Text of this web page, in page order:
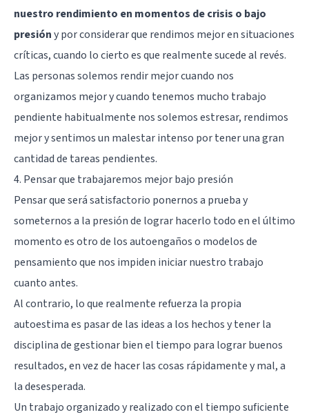
nuestro rendimiento en momentos de crisis o bajo
presióny por considerar que rendimos mejor en situaciones
críticas, cuando lo cierto es que realmente sucede al revés.
Las personas solemos rendir mejor cuando nos
organizamos mejor y cuando tenemos mucho trabajo
pendiente habitualmente nos solemos estresar, rendimos
mejor y sentimos un malestar intenso por tener una gran
cantidad de tareas pendientes.
4. Pensar que trabajaremos mejor bajo presión
Pensar que será satisfactorio ponernos a prueba y
someternos a la presión de lograr hacerlo todo en el último
momento es otro de los autoengaños o modelos de
pensamiento que nos impiden iniciar nuestro trabajo
cuanto antes.
Al contrario, lo que realmente refuerza la propia
autoestima es pasar de las ideas a los hechos y tener la
disciplina de gestionar bien el tiempo para lograr buenos
resultados, en vez de hacer las cosas rápidamente y mal, a
la desesperada.
Un trabajo organizado y realizado con el tiempo suficiente